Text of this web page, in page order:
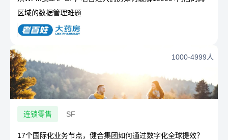
区域的数据管理难题
1000-4999人
连锁零售 SF
17个国际化业务节点，健合集团如何通过数字化全球提效？